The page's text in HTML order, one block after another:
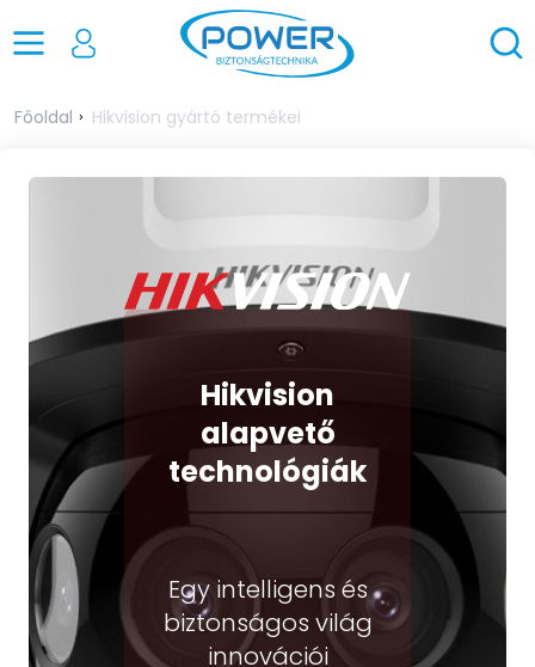
Főoldal Hikvision gyártó termékei
Hikvision
alapvető
technológiák
Egy intelligens és
biztonságos világ
innovációi